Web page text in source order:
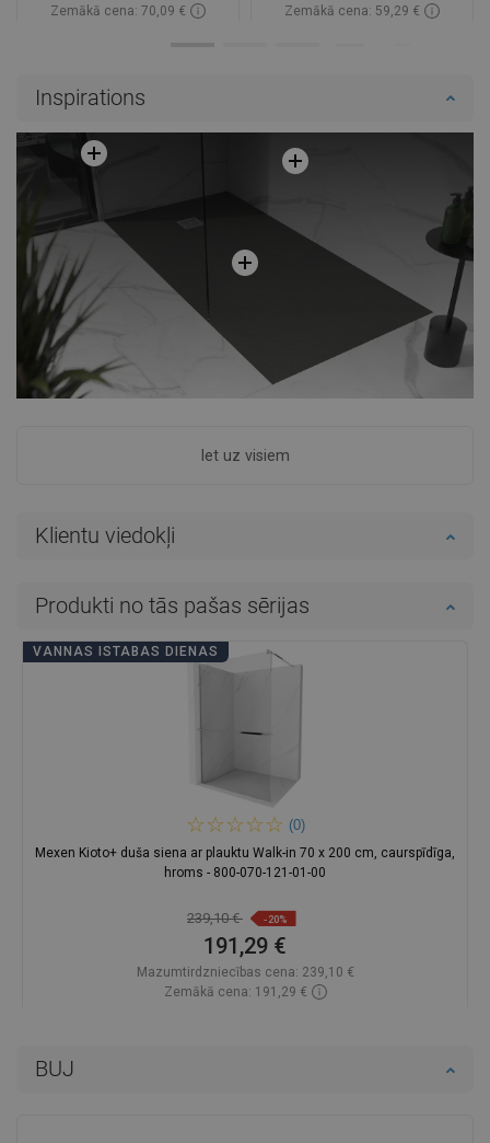
Zemākā cena: 70,09 €
Zemākā cena: 59,29 €
Inspirations
Iet uz visiem
BUJ
Klientu viedokļi
Produkti no tās pašas sērijas
VANNAS ISTABAS DIENAS
(0)
Mexen Kioto+ duša siena ar plauktu Walk-in 70 x 200 cm, caurspīdīga,
hroms - 800-070-121-01-00
239,10 € -20%
191,29 €
Mazumtirdzniecības cena: 239,10 €
Zemākā cena: 191,29 €